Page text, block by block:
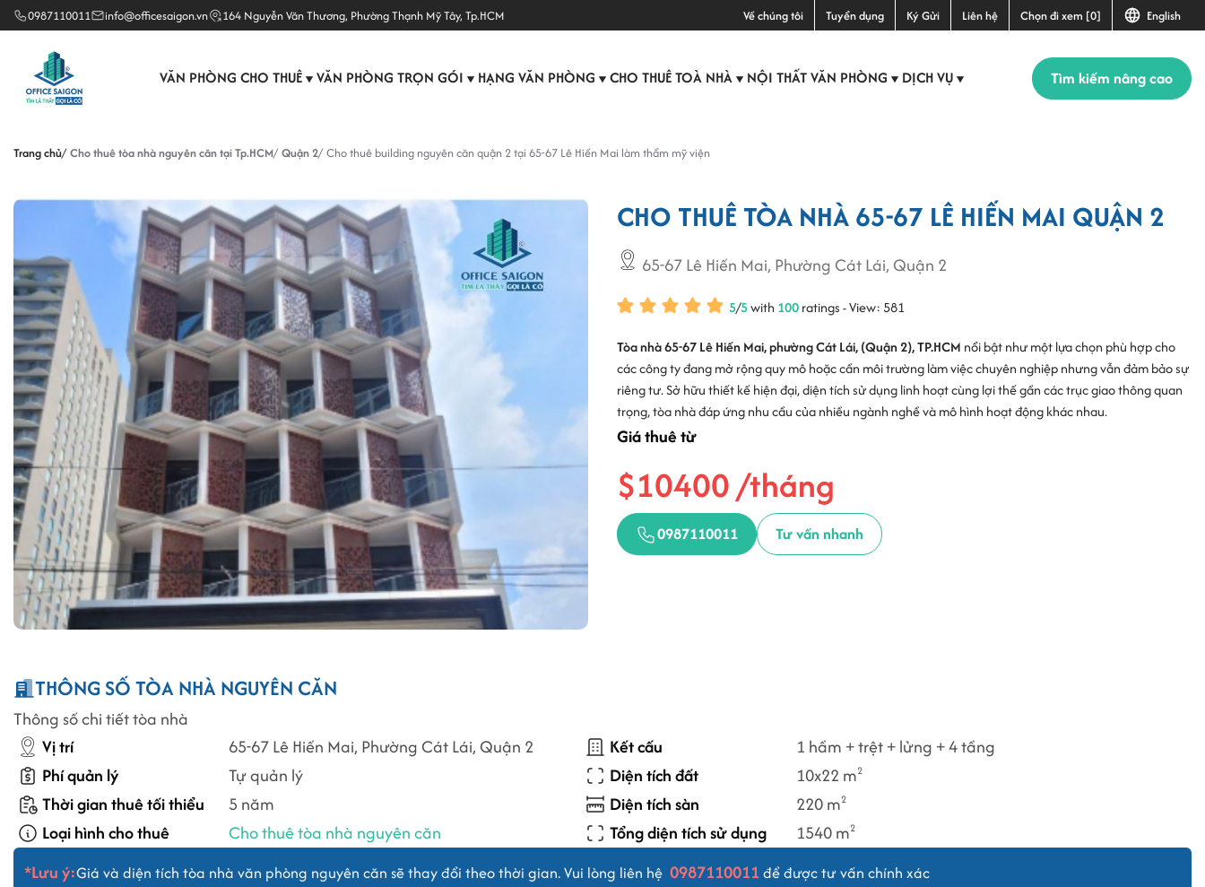
0987110011 info@officesaigon.vn 164 Nguyễn Văn Thương, Phường Thạnh Mỹ Tây, Tp.HCM Về chúng tôi Tuyển dụng Ký Gửi Liên hệ Chọn đi xem [0] English
VĂN PHÒNG CHO THUÊ ▼ VĂN PHÒNG TRỌN GÓI ▼ HẠNG VĂN PHÒNG ▼ CHO THUÊ TOÀ NHÀ ▼ NỘI THẤT VĂN PHÒNG ▼ DỊCH VỤ ▼ Tìm kiếm nâng cao
Trang chủ Cho thuê tòa nhà nguyên căn tại Tp.HCM Quận 2 Cho thuê building nguyên căn quận 2 tại 65-67 Lê Hiến Mai làm thẩm mỹ viện
CHO THUÊ TÒA NHÀ 65-67 LÊ HIẾN MAI QUẬN 2
65-67 Lê Hiến Mai, Phường Cát Lái, Quận 2
5/5with 100ratings - View: 581
Tòa nhà 65-67 Lê Hiến Mai, phường Cát Lái, (Quận 2), TP.HCM nổi bật như một lựa chọn phù hợp cho
các công ty đang mở rộng quy mô hoặc cần môi trường làm việc chuyên nghiệp nhưng vẫn đảm bảo sự
riêng tư. Sở hữu thiết kế hiện đại, diện tích sử dụng linh hoạt cùng lợi thế gần các trục giao thông quan
trọng, tòa nhà đáp ứng nhu cầu của nhiều ngành nghề và mô hình hoạt động khác nhau.
Giá thuê từ
$10400 /tháng
0987110011 Tư vấn nhanh
THÔNG SỐ TÒA NHÀ NGUYÊN CĂN
Thông số chi tiết tòa nhà
Vị trí
65-67 Lê Hiến Mai, Phường Cát Lái, Quận 2 Kết cấu
1 hầm + trệt + lửng + 4 tầng
Phí quản lý
Tự quản lý Diện tích đất 10x22 m2
Thời gian thuê tối thiểu 5 năm Diện tích sàn 220 m2
Loại hình cho thuê Cho thuê tòa nhà nguyên căn Tổng diện tích sử dụng 1540 m2
*Lưu ý:Giá và diện tích tòa nhà văn phòng nguyên căn sẽ thay đổi theo thời gian. Vui lòng liên hệ 0987110011để được tư vấn chính xác